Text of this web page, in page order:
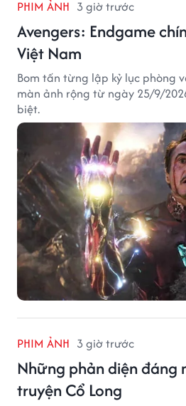
PHIM ẢNH 3 giờ trước
Avengers: Endgame
Việt Nam
Bom tấn từng lập kỷ lục phòng
màn ảnh rộng từ ngày 25/9/
biệt.
PHIM ẢNH 3 giờ trước
Những phản diện đáng
truyện Cổ Long